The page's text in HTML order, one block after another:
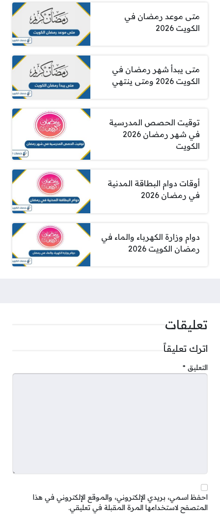
متى موعد رمضان في
الكويت 2026
متى يبدأ شهر رمضان في
الكويت 2026 ومتى ينتهي
توقيت الحصص المدرسية
في شهر رمضان 2026
الكويت
أوقات دوام البطاقة المدنية
في رمضان 2026
دوام وزارة الكهرباء والماء في
رمضان الكويت 2026
تعليقات
اترك تعليقاً
التعليق *
احفظ اسمي، بريدي الإلكتروني، والموقع الإلكتروني في هذا
المتصفح لاستخدامها المرة المقبلة في تعليقي.